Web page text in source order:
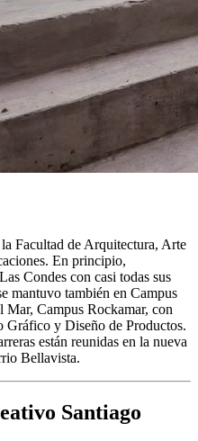
Facultad de Arquitectura, Arte
En principio,
Condes con casi todas sus
mantuvo también en Campus
Mar, Campus Rockamar, con
Gráfico y Diseño de Productos.
están reunidas en la nueva
Bellavista.
Santiago